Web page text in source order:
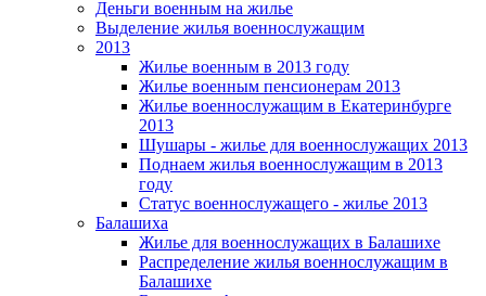
Деньги военным на жилье
Выделение жилья военнослужащим
2013
Жилье военным в 2013 году
Жилье военным пенсионерам 2013
Жилье военнослужащим в Екатеринбурге
2013
Шушары - жилье для военнослужащих 2013
Поднаем жилья военнослужащим в 2013
году
Статус военнослужащего - жилье 2013
Балашиха
Жилье для военнослужащих в Балашихе
Распределение жилья военнослужащим в
Балашихе